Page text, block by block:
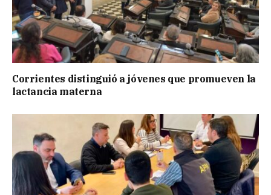
Corrientes distinguió a jóvenes que promueven la
lactancia materna